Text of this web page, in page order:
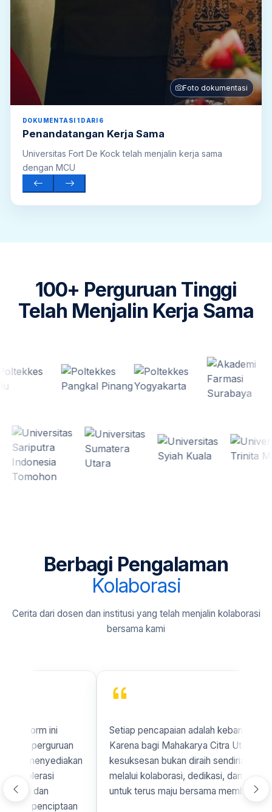
Foto dokumentasi
DOKUMENTASI 1 DARI 6
Penandatangan Kerja Sama
Universitas Fort De Kock telah menjalin kerja sama
dengan MCU
100+ Perguruan Tinggi
Telah Menjalin Kerja Sama
Berbagi Pengalaman
Kolaborasi
Cerita dari dosen dan institusi yang telah menjalin kolaborasi
bersama kami
dan
penciptaan
Setiap pencapaian adalah kebanggaan kami.
Karena bagi Mahakarya Citra Utama,
kesuksesan bukan diraih sendirian, melainkan
melalui kolaborasi, dedikasi, dan semangat
untuk terus maju bersama membangun